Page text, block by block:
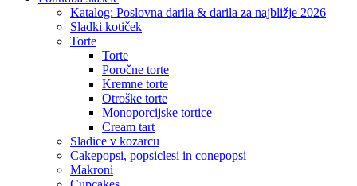
Katalog: Poslovna darila & darila za najbližje 2026
Sladki kotiček
Torte
Torte
Poročne torte
Kremne torte
Otroške torte
Monoporcijske tortice
Cream tart
Sladice v kozarcu
Cakepopsi, popsiclesi in conepopsi
Makroni